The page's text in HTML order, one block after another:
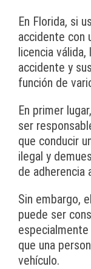
En Florida, si
accidente con
licencia
accidente y
función de
En primer
ser
que conducir
ilegal y
de adherencia
Sin embargo,
puede ser
que una
vehículo.